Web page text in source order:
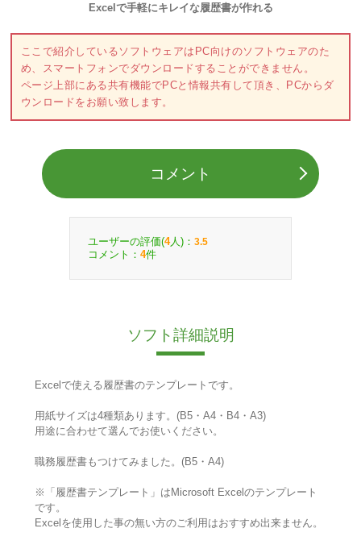
Excelで手軽にキレイな履歴書が作れる
ここで紹介しているソフトウェアはPC向けのソフトウェアのた
め、スマートフォンでダウンロードすることができません。
ページ上部にある共有機能でPCと情報共有して頂き、PCからダ
ウンロードをお願い致します。
コメント
ユーザーの評価(4人)： 3.5
コメント： 4件
ソフト詳細説明
Excelで使える履歴書のテンプレートです。
用紙サイズは4種類あります。(B5・A4・B4・A3)
用途に合わせて選んでお使いください。
職務履歴書もつけてみました。(B5・A4)
※「履歴書テンプレート」はMicrosoft Excelのテンプレート
です。
Excelを使用した事の無い方のご利用はおすすめ出来ません。